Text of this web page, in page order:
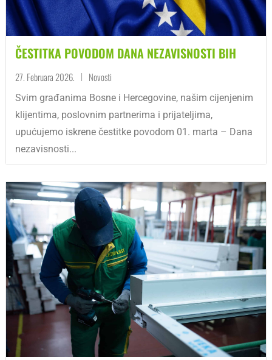
ČESTITKA POVODOM DANA NEZAVISNOSTI BIH
27. Februara 2026. | Novosti
Svim građanima Bosne i Hercegovine, našim cijenjenim
klijentima, poslovnim partnerima i prijateljima,
upućujemo iskrene čestitke povodom 01. marta – Dana
nezavisnosti...